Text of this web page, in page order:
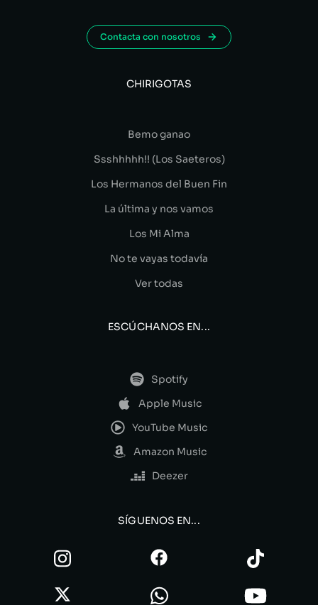
Contacta con nosotros
CHIRIGOTAS
Bemo ganao
Ssshhhhh!! (Los Saeteros)
Los Hermanos del Buen Fin
La última y nos vamos
Los Mi Alma
No te vayas todavía
Ver todas
ESCÚCHANOS EN...
Spotify
Apple Music
YouTube Music
Amazon Music
Deezer
SÍGUENOS EN...